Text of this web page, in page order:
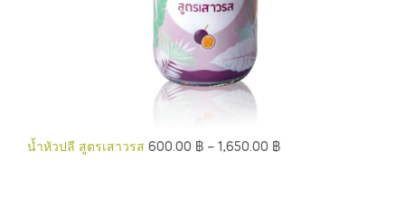
น้ำหัวปลี สูตรเสาวรส 600.00 ฿ – 1,650.00 ฿